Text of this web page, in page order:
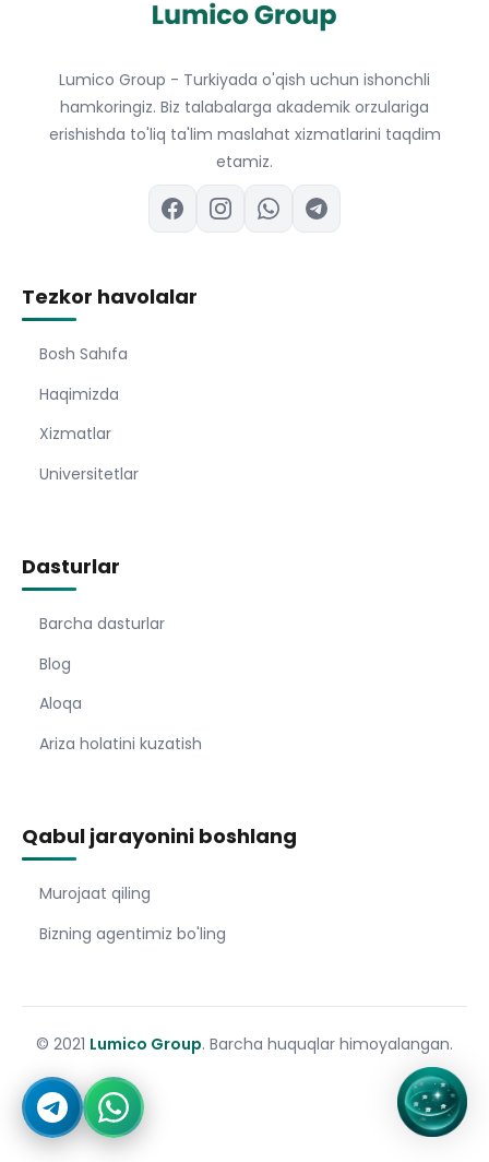
Lumico Group - Turkiyada o'qish uchun ishonchli
hamkoringiz. Biz talabalarga akademik orzulariga
erishishda to'liq ta'lim maslahat xizmatlarini taqdim
etamiz.
Tezkor havolalar
Bosh Sahıfa
Haqimizda
Xizmatlar
Universitetlar
Dasturlar
Barcha dasturlar
Blog
Aloqa
Ariza holatini kuzatish
Qabul jarayonini boshlang
Murojaat qiling
Bizning agentimiz bo'ling
© 2021 Lumico Group. Barcha huquqlar himoyalangan.